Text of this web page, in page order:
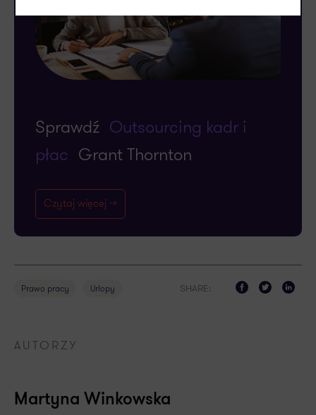
Sprawdź Outsourcing kadr i
płac Grant Thornton
Czytaj więcej ->
Prawo pracy Urlopy SHARE:
AUTORZY
Martyna Winkowska